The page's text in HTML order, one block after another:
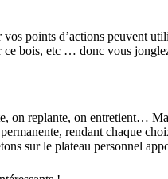
points d’actions peuvent
bois, etc … donc vous
on replante, on entretient…
rendant chaque
sur le plateau personnel